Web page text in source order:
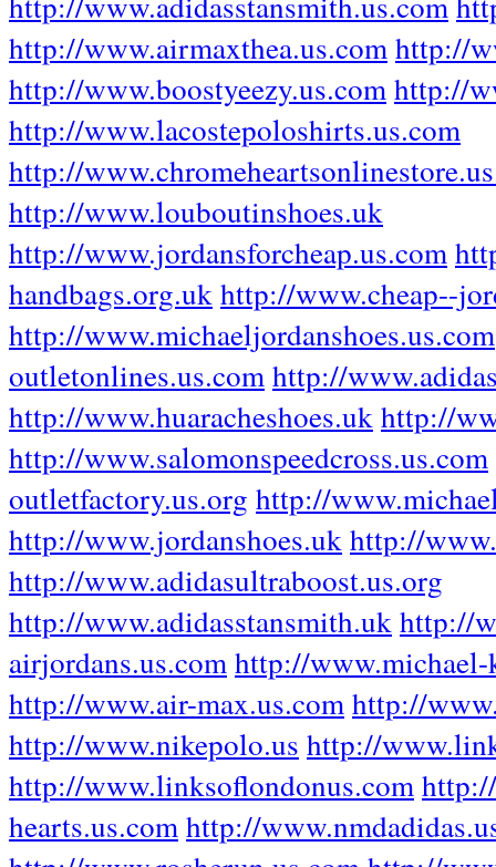
http://www.airmaxthea.us.comhttp://
http://www.boostyeezy.us.comhttp://
http://www.lacostepoloshirts.us.com
http://
http://www.louboutinshoes.uk
http://www.jordansforcheap.us.com
handbags.org.ukhttp://www.cheap--
http://www.michaeljordanshoes.us.com
outletonlines.us.comhttp://
http://www.huaracheshoes.ukhttp://
http://www.salomonspeedcross.us.com
outletfactory.us.org http://
http://www.jordanshoes.ukhttp://
http://www.adidasultraboost.us.org
http://www.adidasstansmith.ukhttp://
airjordans.us.comhttp://www.michael-
http://www.air-max.us.comhttp://
http://www.nikepolo.us http://
http://www.linksoflondonus.com
hearts.us.comhttp://